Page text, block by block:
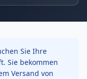
Sie Ihre
Sie bekommen
Versand von